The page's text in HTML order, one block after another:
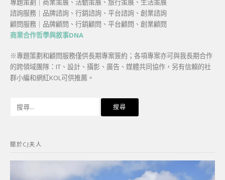
專題策劃｜商業策展、活動策展、旅行策展、生活策展
諮詢服務｜品牌諮詢、行銷諮詢、平台諮詢、創業諮詢
顧問服務｜品牌顧問、行銷顧問、平台顧問、創業顧問
商業合作哲學與敘事DNA
※專題策劃和顧問服務僅供長期專案簽約；各項專案亦可與我長期合作
的跨領域團隊：IT、設計、攝影、廣告、媒體共同協作，另有信賴的社
群小編和網紅KOL可供推薦。
字:
關於CJ夫人